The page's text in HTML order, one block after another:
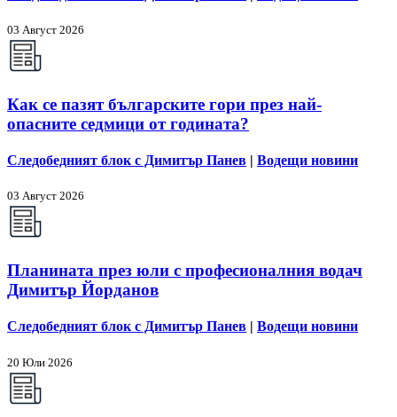
03 Август 2026
Как се пазят българските гори през най-
опасните седмици от годината?
Следобедният блок с Димитър Панев | Водещи новини
03 Август 2026
Планината през юли с професионалния водач
Димитър Йорданов
Следобедният блок с Димитър Панев | Водещи новини
20 Юли 2026